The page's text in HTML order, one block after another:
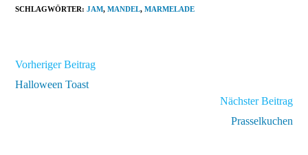
SCHLAGWÖRTER:JAM, MANDEL, MARMELADE
Weitere
ansehen
Vorheriger Beitrag
Halloween Toast
Nächster Beitrag
Prasselkuchen